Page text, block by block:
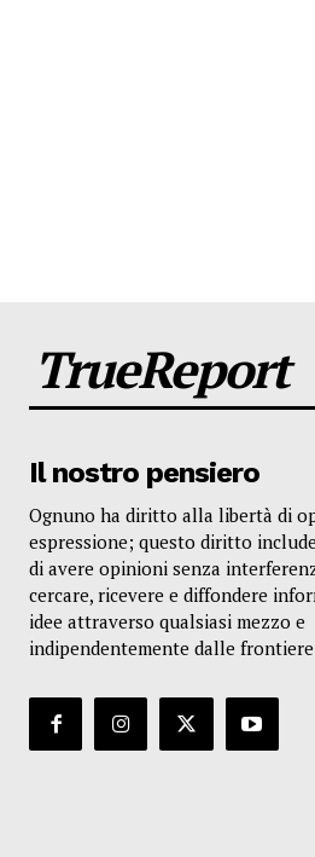
TrueReport
Il nostro pensiero
Ognuno ha diritto alla libertà di
espressione; questo diritto
di avere opinioni senza
cercare, ricevere e diffondere
idee attraverso qualsiasi mezzo e
indipendentemente dalle